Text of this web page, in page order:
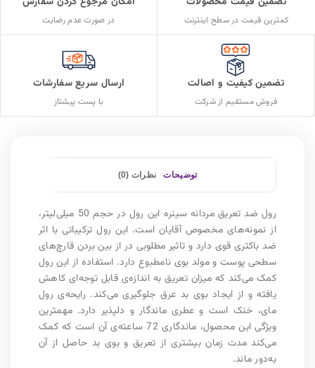
کمترین قیمت در سطح اینترنت در صورت عدم رضایت
تضمین کیفیت و اصالت
فروش مستقیم از شرکت
ارسال سریع سفارشات
با پست پیشتاز
توضیحات نظرات (0)
رول ضد تعریق مردانه سینره این رول در حجم 50 میلی‌لیتر،
از نمونه‌های مخصوص آقایان است. این رول ترکیباتی با اثر
ضد باکتری قوی دارد و تاثیر مطلوبی در از بین بردن قارچ‌های
سطحی پوست و مولد بوی نامطبوع دارد. استفاده از این رول
کمک می‌کند که میزان تعریق به اندازه‌ی قابل توجه‌ای کاهش
یافته و از ایجاد بوی بد عرق جلوگیری می‌کند. رایحه‌ی رول
مای، خنک است و عطری ماندگار و دلپذیر دارد. مهمترین
ویژگی این محصول، ماندگاری 72 ساعته‌ی آن است که کمک
می‌کند مدت زمان بیشتری از تعریق و بوی بد حاصل از آن
به‌دور ماند.